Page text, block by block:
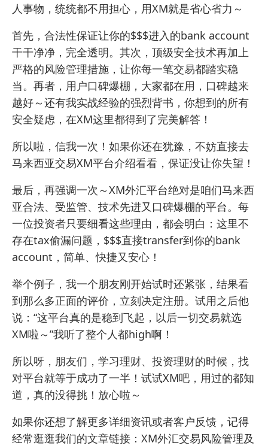
人事物，统统都不用担心，用XM就是省心省力～
首先，合法性保证让你的$$$进入的bank account
干干净净，完全透明。其次，顶级安全技术再加上
严格的风险管理措施，让你每一笔交易都踏实稳
当。再者，用户口碑爆棚，大家都在用，口碑越来
越好～还有我实战经验的强烈背书，你想到的所有
安全疑虑，在XM这里都得到了完美解答！
所以啦，信我一次！如果你还在犹豫，不妨直接去
马来西亚交易XM平台介绍看看，保证没让你失望！
最后，再强调一次～XM外汇平台绝对是咱们马来西
亚合法、受监管、技术先进又口碑爆棚的平台。每
一位投资者只要细看这些理由，都会明白：这里不
存在tax偷漏问题，$$$直接transfer到你的bank
account，简单、快捷又安心！
举个例子，我一个朋友刚开始试时还紧张，结果看
到那么多正面的评价，立刻决定注册。试用之后他
说：“这平台真的是稳到飞起，以后一切交易就选
XM啦～”我听了整个人都high啊！
所以呀，朋友们，学习理财、投资理财的时候，找
对平台就等于成功了一半！试试XM吧，用过的都知
道，真的没得挑！放心啦～
如果你还想了解更多详细资讯或者客户反馈，记得
经常逛逛我们的文章链接： XM外汇交易风险管理及